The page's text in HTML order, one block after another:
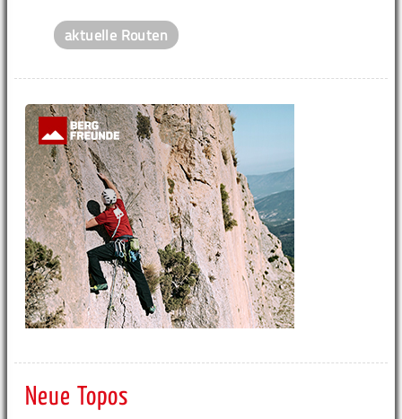
aktuelle Routen
Neue Topos